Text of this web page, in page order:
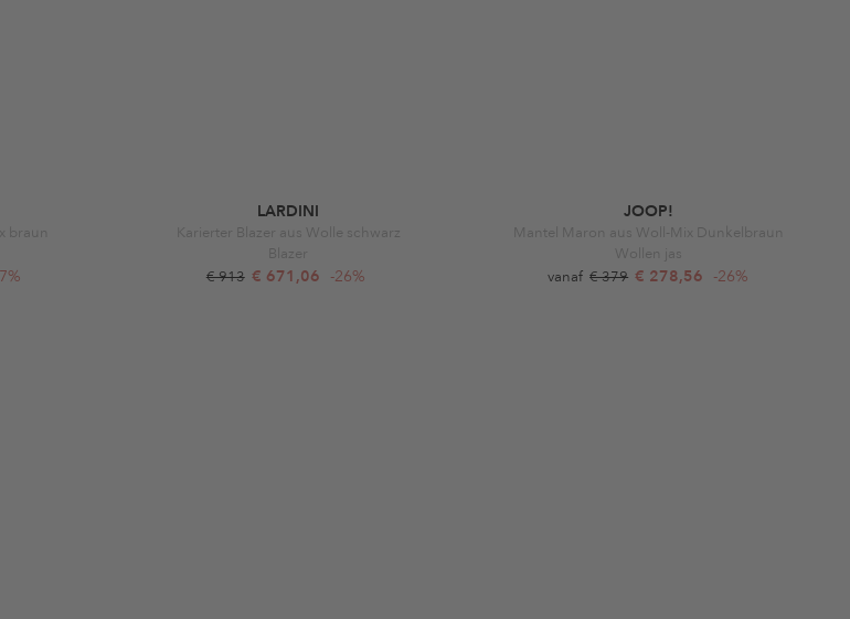
braun
LARDINI
Karierter Blazer aus Wolle schwarz
Blazer
€ 913 € 671,06 -26%
JOOP!
Mantel Maron aus Woll-Mix Dunkelbraun
Wollen jas
vanaf € 379 € 278,56 -26%